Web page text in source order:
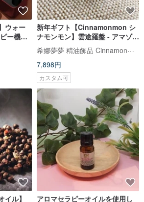
ウォー
ー機器
ルデ
、低燃
新年ギフト【Cinnamonmon シ
ナモンモン】雲途羅盤 - アマゾナ
イトアロマブレスレット
希娜夢夢 精油飾品 Cinnamonmon aromacc
7,898円
カスタム可
イル】 アロマセラピーオイルを使用し